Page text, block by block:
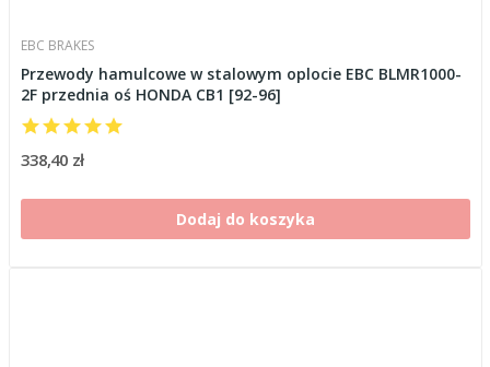
EBC BRAKES
Przewody hamulcowe w stalowym oplocie EBC BLMR1000-
2F przednia oś HONDA CB1 [92-96]
338,40 zł
Dodaj do koszyka